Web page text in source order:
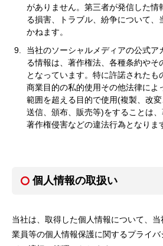
がありません。第三者が発信した情
る損害、トラブル、紛争について、
かねます。
当社のソーシャルメディアの公式ア
る情報は、著作権法、各種条約やそ
となっています。特に許諾されたも
商業目的の私的使用その他法律によ
範囲を超える目的で使用(複製、改変
送信、頒布、販売等)をすることは
著作権侵害などの違法行為となりま
個人情報の取扱い
当社は、取得した個人情報について、
業員等の個人情報保護に関するプライ